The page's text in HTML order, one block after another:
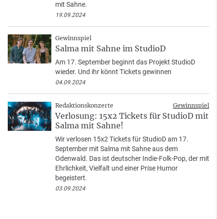
mit Sahne.
19.09.2024
Gewinnspiel
Salma mit Sahne im StudioD
Am 17. September beginnt das Projekt StudioD
wieder. Und ihr könnt Tickets gewinnen
04.09.2024
Redaktionskonzerte Gewinnspiel
Verlosung: 15x2 Tickets für StudioD mit
Salma mit Sahne!
Wir verlosen 15x2 Tickets für StudioD am 17.
September mit Salma mit Sahne aus dem
Odenwald. Das ist deutscher Indie-Folk-Pop, der mit
Ehrlichkeit, Vielfalt und einer Prise Humor
begeistert.
03.09.2024